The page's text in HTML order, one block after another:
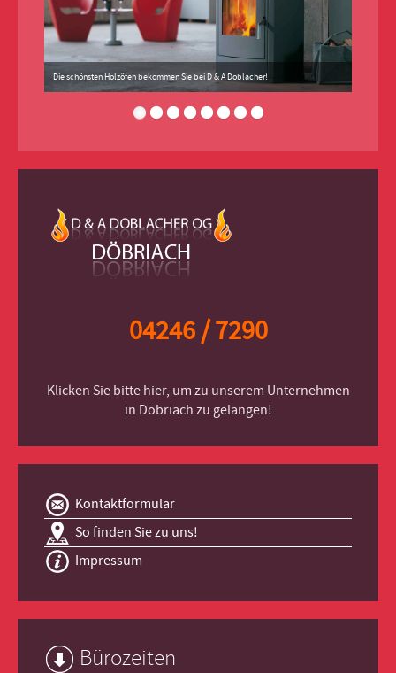
Die schönsten Holzöfen bekommen Sie bei D & A Doblacher!
04246 / 7290
Klicken Sie bitte hier, um zu unserem Unternehmen
in Döbriach zu gelangen!
Kontaktformular
So finden Sie zu uns!
Impressum
Bürozeiten